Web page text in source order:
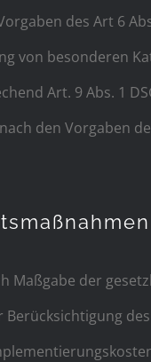
des Art 6
von besonderen
Art. 9 Abs. 1
den Vorgaben
Maßgabe der